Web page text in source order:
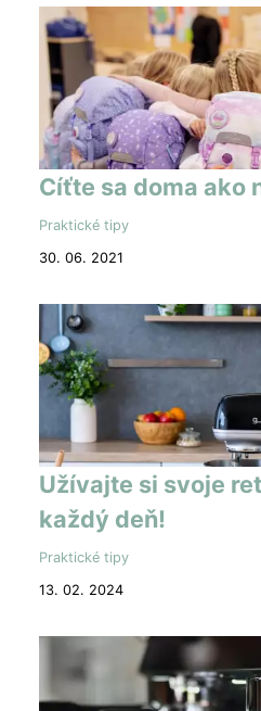
Cíťte sa doma ako
Praktické tipy
30. 06. 2021
Užívajte si svoje
každý deň!
Praktické tipy
13. 02. 2024